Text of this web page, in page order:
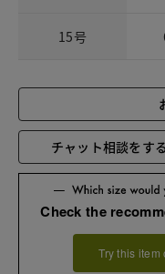
15号
チャット相談をする
Check the
Try this item